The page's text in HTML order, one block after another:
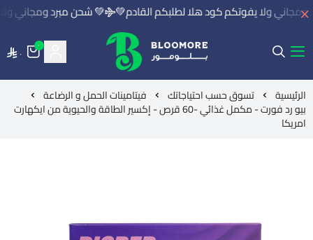
ولا يفوتكم كود هلا لطلبكم القادم💚 💚 شحن مبرد ومجاني ولا
بلومور | BLOOMORE
٠
٠
الرئيسية تسوق حسب احتياجاتك فيتامينات الحمل و الرضاعة
بيو رد فورت - مكمل غذائي -60 قرص - إكسير الطاقة والحيوية من ايكهارت
امريكا